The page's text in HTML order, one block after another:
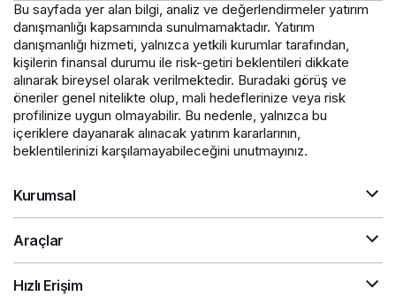
Bu sayfada yer alan bilgi, analiz ve değerlendirmeler yatırım
danışmanlığı kapsamında sunulmamaktadır. Yatırım
danışmanlığı hizmeti, yalnızca yetkili kurumlar tarafından,
kişilerin finansal durumu ile risk-getiri beklentileri dikkate
alınarak bireysel olarak verilmektedir. Buradaki görüş ve
öneriler genel nitelikte olup, mali hedeflerinize veya risk
profilinize uygun olmayabilir. Bu nedenle, yalnızca bu
içeriklere dayanarak alınacak yatırım kararlarının,
beklentilerinizi karşılamayabileceğini unutmayınız.
Kurumsal
Araçlar
Hızlı Erişim